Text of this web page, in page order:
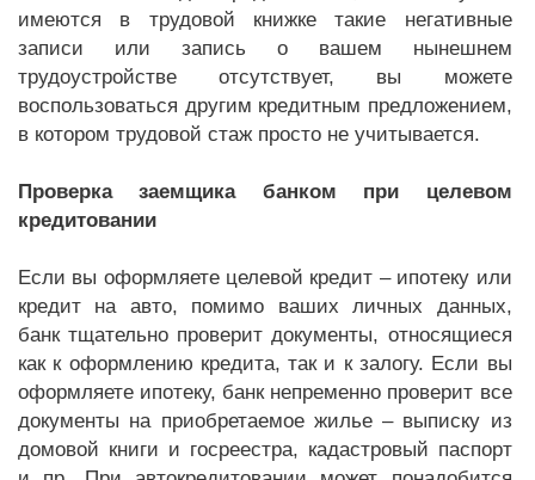
имеются в трудовой книжке такие негативные
записи или запись о вашем нынешнем
трудоустройстве отсутствует, вы можете
воспользоваться другим кредитным предложением,
в котором трудовой стаж просто не учитывается.
Проверка заемщика банком при целевом
кредитовании
Если вы оформляете целевой кредит – ипотеку или
кредит на авто, помимо ваших личных данных,
банк тщательно проверит документы, относящиеся
как к оформлению кредита, так и к залогу. Если вы
оформляете ипотеку, банк непременно проверит все
документы на приобретаемое жилье – выписку из
домовой книги и госреестра, кадастровый паспорт